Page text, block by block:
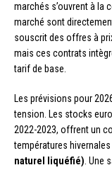
marchés s’ouvrent à la
marché sont
souscrit des offres à
mais ces contrats
tarif de base.
Les prévisions pour
tension. Les stocks
2022-2023, offrent un
températures
naturel liquéfié). Une